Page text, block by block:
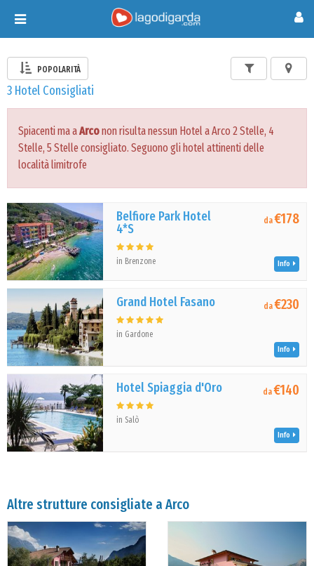
Toggle
navigation
POPOLARITÀ
3 Hotel Consigliati
Spiacenti ma aArconon risulta nessun Hotel a Arco 2 Stelle, 4
Stelle, 5 Stelle consigliato. Seguono gli hotel attinenti delle
località limitrofe
Belfiore Park Hotel
4*S
in Brenzone
da€178
Info
Grand Hotel Fasano
in Gardone
da€230
Info
Hotel Spiaggia d'Oro
in Salò
da€140
Info
Altre strutture consigliate a Arco